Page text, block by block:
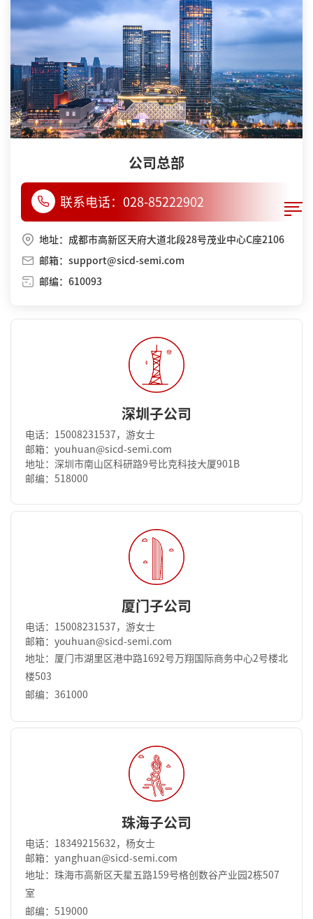
公司总部
联系电话： 028-85222902
地址：成都市高新区天府大道北段28号茂业中心C座2106
邮箱：support@sicd-semi.com
邮编：610093
深圳子公司
电话：15008231537，游女士
邮箱：youhuan@sicd-semi.com
地址：深圳市南山区科研路9号比克科技大厦901B
邮编：518000
厦门子公司
电话：15008231537，游女士
邮箱：youhuan@sicd-semi.com
地址：厦门市湖里区港中路1692号万翔国际商务中⼼2号楼北
楼503
邮编：361000
珠海子公司
电话：18349215632，杨女士
邮箱：yanghuan@sicd-semi.com
地址：珠海市高新区天星五路159号格创数谷产业园2栋507
室
邮编：519000